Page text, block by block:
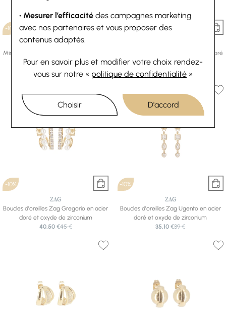
• Mesurer l’efficacité des campagnes marketing
avec nos partenaires et vous proposer des
contenus adaptés.
Pour en savoir plus et modifier votre choix rendez-
vous sur notre « politique de confidentialité »
Choisir D'accord
-10%
ZAG
Mini boucles d’oreilles Zag en acier doré
22,50 €25 €
-10%
Mini boucles d’oreilles Zag en acier doré
et oxyde de zirconium
24,30 €27 €
-10%
ZAG
Boucles d'oreilles Zag Gregorio en acier
doré et oxyde de zirconium
40,50 €45 €
-10%
ZAG
Boucles d'oreilles Zag Ugento en acier
doré et oxyde de zirconium
35,10 €39 €